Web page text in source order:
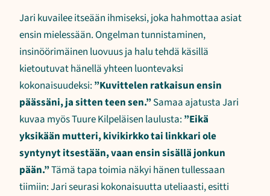
Jari kuvailee itseään ihmiseksi, joka hahmottaa asiat
ensin mielessään. Ongelman tunnistaminen,
insinöörimäinen luovuus ja halu tehdä käsillä
kietoutuvat hänellä yhteen luontevaksi
kokonaisuudeksi: ”Kuvittelen ratkaisun ensin
päässäni, ja sitten teen sen.”Samaa ajatusta Jari
kuvaa myös Tuure Kilpeläisen laulusta: ”Eikä
yksikään mutteri, kivikirkko tai linkkari ole
syntynyt itsestään, vaan ensin sisällä jonkun
pään.”Tämä tapa toimia näkyi hänen tullessaan
tiimiin: Jari seurasi kokonaisuutta uteliaasti, esitti